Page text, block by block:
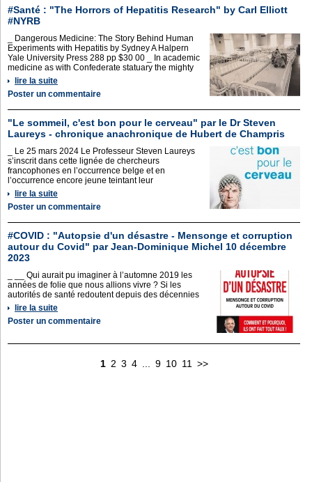
#Santé : "The Horrors of Hepatitis Research" by Carl Elliott
#NYRB
_ Dangerous Medicine: The Story Behind Human
Experiments with Hepatitis by Sydney A Halpern
Yale University Press 288 pp $30 00 _ In academic
medicine as with Confederate statuary the mighty
lire la suite
Poster un commentaire
"Le sommeil, c'est bon pour le cerveau" par le Dr Steven
Laureys - chronique anachronique de Hubert de Champris
_ Le 25 mars 2024 Le Professeur Steven Laureys
s’inscrit dans cette lignée de chercheurs
francophones en l’occurrence belge et en
l’occurrence encore jeune teintant leur
lire la suite
Poster un commentaire
#COVID : "Autopsie d'un désastre - Mensonge et corruption
autour du Covid" par Jean-Dominique Michel 10 décembre
2023
_ __ Qui aurait pu imaginer à l’automne 2019 les
années de folie que nous allions vivre ? Si les
autorités de santé redoutent depuis des décennies
lire la suite
Poster un commentaire
1 2 3 4 9 10 11 >>